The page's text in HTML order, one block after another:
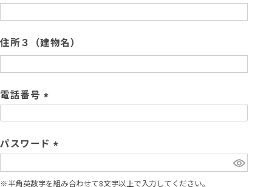
(
必
)
住所３（建物名）
電話番号
必
須
)
パスワード
必
※半角英数字を組み合わせて8文字以上で入力してください。